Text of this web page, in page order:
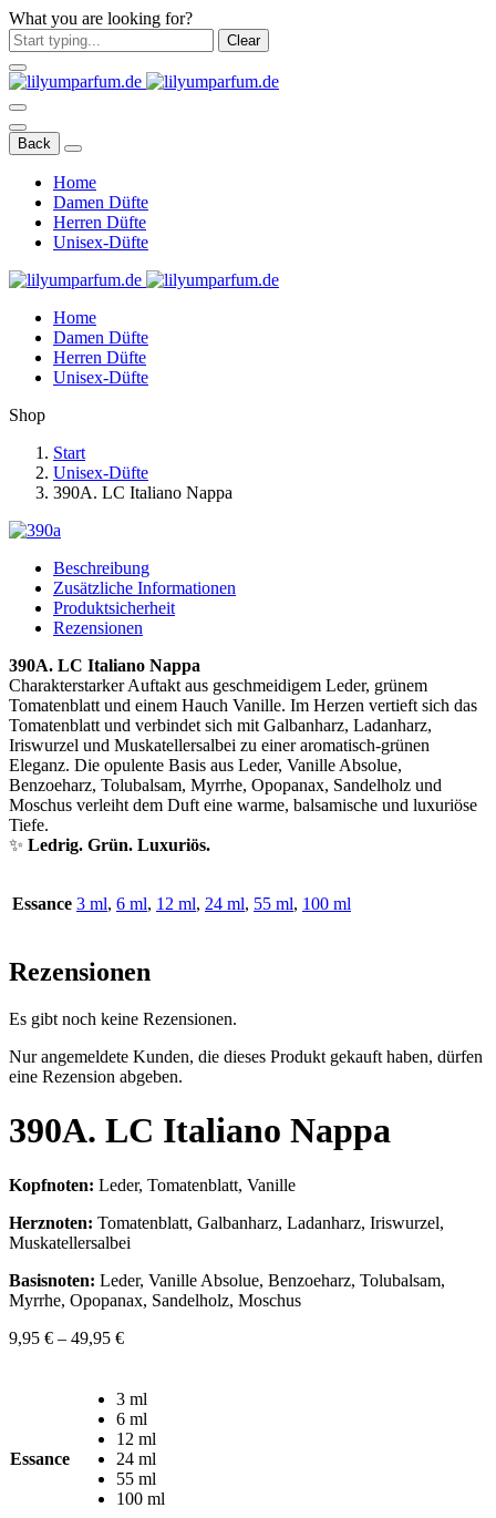
What you are looking for?
Clear
Back
Home
Damen Düfte
Herren Düfte
Unisex-Düfte
Home
Damen Düfte
Herren Düfte
Unisex-Düfte
Shop
Start
Unisex-Düfte
390A. LC Italiano Nappa
Beschreibung
Zusätzliche Informationen
Produktsicherheit
Rezensionen
390A. LC Italiano Nappa
Charakterstarker Auftakt aus geschmeidigem Leder, grünem
Tomatenblatt und einem Hauch Vanille. Im Herzen vertieft sich das
Tomatenblatt und verbindet sich mit Galbanharz, Ladanharz,
Iriswurzel und Muskatellersalbei zu einer aromatisch-grünen
Eleganz. Die opulente Basis aus Leder, Vanille Absolue,
Benzoeharz, Tolubalsam, Myrrhe, Opopanax, Sandelholz und
Moschus verleiht dem Duft eine warme, balsamische und luxuriöse
Tiefe.
✨ Ledrig. Grün. Luxuriös.
Essance 3 ml, 6 ml, 12 ml, 24 ml, 55 ml, 100 ml
Rezensionen
Es gibt noch keine Rezensionen.
Nur angemeldete Kunden, die dieses Produkt gekauft haben, dürfen
eine Rezension abgeben.
390A. LC Italiano Nappa
Kopfnoten: Leder, Tomatenblatt, Vanille
Herznoten: Tomatenblatt, Galbanharz, Ladanharz, Iriswurzel,
Muskatellersalbei
Basisnoten: Leder, Vanille Absolue, Benzoeharz, Tolubalsam,
Myrrhe, Opopanax, Sandelholz, Moschus
9,95 € – 49,95 €
Essance
3 ml
6 ml
12 ml
24 ml
55 ml
100 ml